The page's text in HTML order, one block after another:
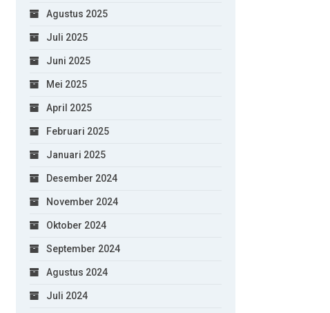
Agustus 2025
Juli 2025
Juni 2025
Mei 2025
April 2025
Februari 2025
Januari 2025
Desember 2024
November 2024
Oktober 2024
September 2024
Agustus 2024
Juli 2024